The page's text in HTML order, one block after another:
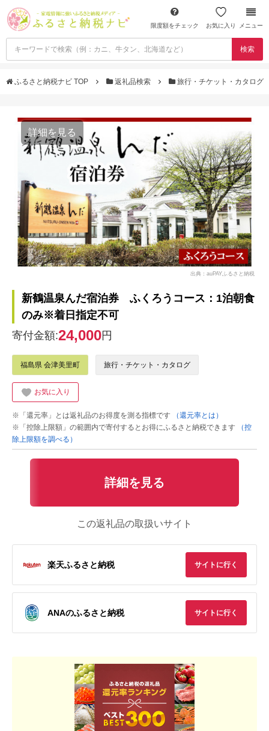
限度額をチェック お気に入り メニュー
検索
ふるさと納税ナビ TOP 返礼品検索 旅行・チケット・カタログ
詳細を見る
出典：auPAYふるさと納税
新鶴温泉んだ宿泊券 ふくろうコース：1泊朝食
のみ※着日指定不可
寄付金額:24,000円
福島県 会津美里町 旅行・チケット・カタログ
お気に入り
※「還元率」とは返礼品のお得度を測る指標です
（還元率とは）
※「控除上限額」の範囲内で寄付するとお得にふるさと納税できます
（控
除上限額を調べる）
詳細を見る
この返礼品の取扱いサイト
楽天ふるさと納税 サイトに行く
ANAのふるさと納税 サイトに行く